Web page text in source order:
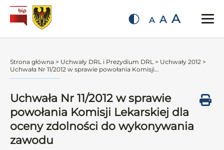
A A A
Strona główna > Uchwały DRL i Prezydium DRL > Uchwały 2012 >
Uchwała Nr 11/2012 w sprawie powołania Komisji...
Uchwała Nr 11/2012 w sprawie
powołania Komisji Lekarskiej dla
oceny zdolności do wykonywania
zawodu